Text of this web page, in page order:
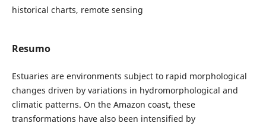
historical charts, remote sensing
Resumo
Estuaries are environments subject to rapid morphological
changes driven by variations in hydromorphological and
climatic patterns. On the Amazon coast, these
transformations have also been intensified by